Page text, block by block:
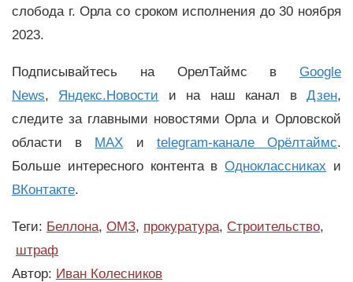
слобода г. Орла со сроком исполнения до 30 ноября
2023.
Подписывайтесь на ОрелТаймс в Google
News, Яндекс.Новости и на наш канал вДзен,
следите за главными новостями Орла и Орловской
области в MAX и telegram-канале Орёлтаймс.
Больше интересного контента вОдноклассниках и
ВКонтакте.
Теги: Беллона, ОМЗ, прокуратура, Строительство,
штраф
Автор: Иван Колесников